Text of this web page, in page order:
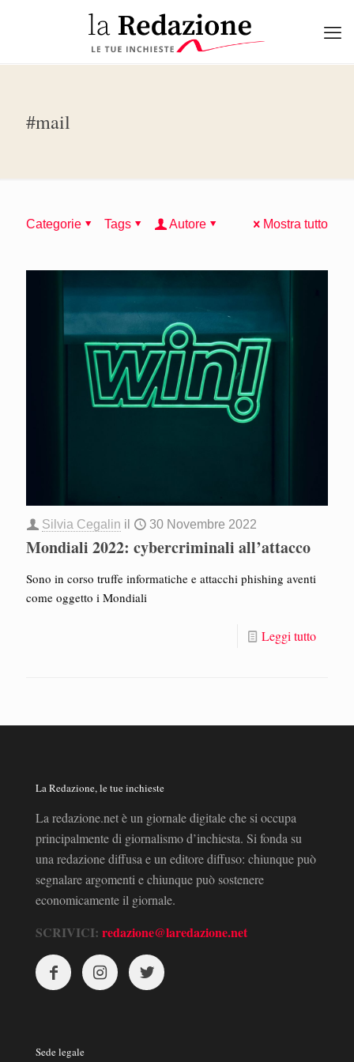
#mail
Categorie Tags Autore Mostra tutto
Silvia Cegalin il 30 Novembre 2022
Mondiali 2022: cybercriminali all’attacco
Sono in corso truffe informatiche e attacchi phishing aventi
come oggetto i Mondiali
Leggi tutto
La Redazione, le tue inchieste
La redazione.net è un giornale digitale che si occupa
principalmente di giornalismo d’inchiesta. Si fonda su
una redazione diffusa e un editore diffuso: chiunque può
segnalare argomenti e chiunque può sostenere
economicamente il giornale.
SCRIVICI: redazione@laredazione.net
Sede legale